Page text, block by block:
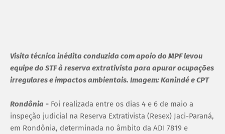
Visita técnica inédita conduzida com apoio do MPF levou
equipe do STF à reserva extrativista para apurar ocupações
irregulares e impactos ambientais. Imagem: Kanindé e CPT
Rondônia - Foi realizada entre os dias 4 e 6 de maio a
inspeção judicial na Reserva Extrativista (Resex) Jaci-Paraná,
em Rondônia, determinada no âmbito da ADI 7819 e